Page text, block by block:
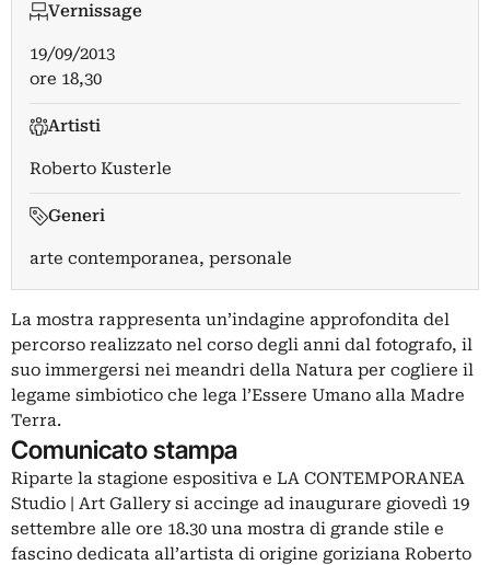
Vernissage
19/09/2013
ore 18,30
Artisti
Roberto Kusterle
Generi
arte contemporanea, personale
La mostra rappresenta un’indagine approfondita del
percorso realizzato nel corso degli anni dal fotografo, il
suo immergersi nei meandri della Natura per cogliere il
legame simbiotico che lega l’Essere Umano alla Madre
Terra.
Comunicato stampa
Riparte la stagione espositiva e LA CONTEMPORANEA
Studio | Art Gallery si accinge ad inaugurare giovedì 19
settembre alle ore 18.30 una mostra di grande stile e
fascino dedicata all’artista di origine goriziana Roberto